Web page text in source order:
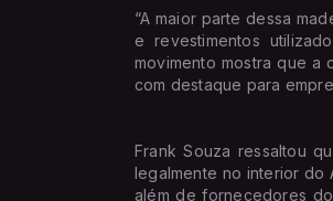
“A maior parte dessa
e revestimentos
movimento mostra que a
com destaque para
Frank Souza ressaltou
legalmente no interior do
além de fornecedores